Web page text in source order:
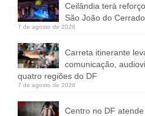
Ceilândia terá
São João do Cerrado
7 de agosto de 2026
Carreta itinerante
comunicação,
quatro regiões do DF
7 de agosto de 2026
Centro no DF